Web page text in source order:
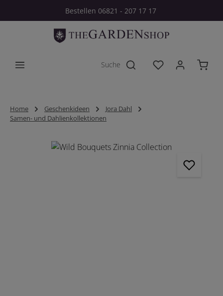
Zum Hauptinhalt springenBestellen 06821 - 207 17 17
Du hast 0
Home Geschenkideen
Jora Dahl
Samen- und Dahlienkollektionen
Bildergalerie überspringen